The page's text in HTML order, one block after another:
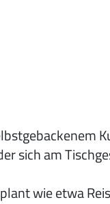
sich am
wie etwa